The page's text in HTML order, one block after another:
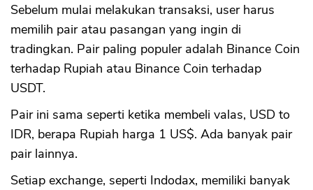
Sebelum mulai melakukan transaksi, user harus
memilih pair atau pasangan yang ingin di
tradingkan. Pair paling populer adalah Binance Coin
terhadap Rupiah atau Binance Coin terhadap
USDT.
Pair ini sama seperti ketika membeli valas, USD to
IDR, berapa Rupiah harga 1 US$. Ada banyak pair
pair lainnya.
Setiap exchange, seperti Indodax, memiliki banyak